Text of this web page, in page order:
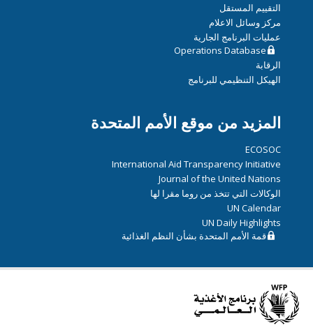
التقييم المستقل
مركز وسائل الاعلام
عمليات البرنامج الجارية
Operations Database
الرقابة
الهيكل التنظيمي للبرنامج
المزيد من موقع الأمم المتحدة
ECOSOC
International Aid Transparency Initiative
Journal of the United Nations
الوكالات التي تتخذ من روما مقرا لها
UN Calendar
UN Daily Highlights
قمة الأمم المتحدة بشأن النظم الغذائية